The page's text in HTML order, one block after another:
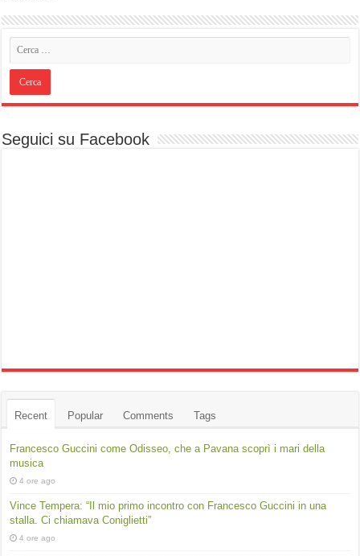
Seguici su Facebook
Recent Popular Comments Tags
Francesco Guccini come Odisseo, che a Pavana scoprì i mari della
musica
4 ore ago
Vince Tempera: “Il mio primo incontro con Francesco Guccini in una
stalla. Ci chiamava Coniglietti”
4 ore ago